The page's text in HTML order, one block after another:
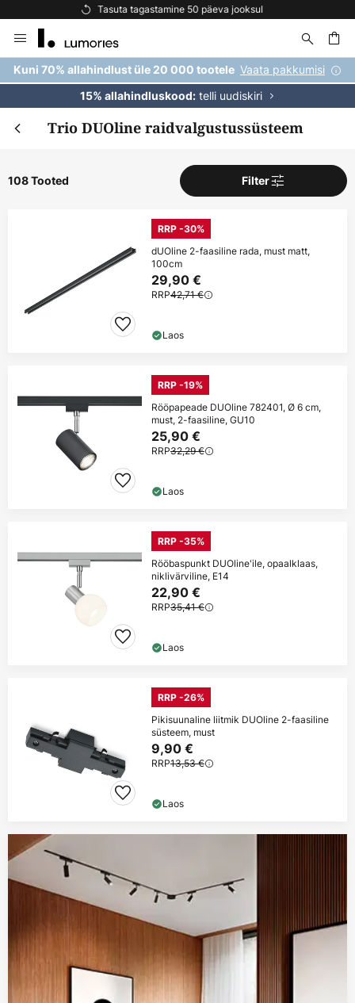
Tasuta kohaletoimetamine tellimustele üle 69 €
to
Content
Kuni 70% allahindlust üle 20 000 tootele Vaata pakkumisi
15% allahindluskood:telli uudiskiri
Trio DUOline raidvalgustussüsteem
108 Tooted Filter
RRP -30%
dUOline 2-faasiline rada, must matt,
100cm
29,90 €
RRP42,71 €
Laos
RRP -19%
Rööpapeade DUOline 782401, Ø 6 cm,
must, 2-faasiline, GU10
25,90 €
RRP32,29 €
Laos
RRP -35%
Rööbaspunkt DUOline'ile, opaalklaas,
niklivärviline, E14
22,90 €
RRP35,41 €
Laos
RRP -26%
Pikisuunaline liitmik DUOline 2-faasiline
süsteem, must
9,90 €
RRP13,53 €
Laos